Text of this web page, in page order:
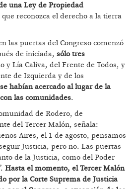
una Ley de Propiedad
que reconozca el derecho a la tierra
las puertas del Congreso comenzó
de iniciada, sólo tres
y Lía Caliva, del Frente de Todos, y
de Izquierda y de los
se habían acercado al lugar de la
las comunidades.
de Rodero, de
del Tercer Malón, señala:
Aires, el 1 de agosto, pensamos
Justicia, pero no. Las puertas
de la Justicia, como del Poder
Hasta el momento, el Tercer Malón
por la Corte Suprema de Justicia